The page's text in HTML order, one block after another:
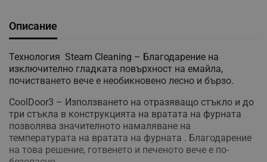
Описание
Технология Steam Cleaning – Благодарение на
изключително гладката повърхност на емайла,
почистването вече е необикновено лесно и бързо.
CoolDoor3 – Използването на отразяващо стъкло и до
три стъкла в конструкцията на вратата на фурната
позволява значителното намаляване на
температурата на вратата на фурната . Благодарение
на това решение, готвенето и печеното вече е по-